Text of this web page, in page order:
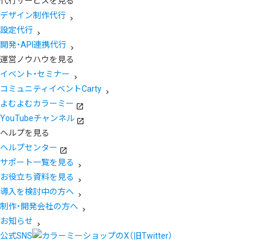
デザイン制作代行
設定代行
開発・API連携代行
運営ノウハウを見る
イベント・セミナー
コミュニティイベントCarty
よむよむカラーミー
YouTubeチャンネル
ヘルプを見る
ヘルプセンター
サポート一覧を見る
お役立ち資料を見る
導入を検討中の方へ
制作・開発会社の方へ
お知らせ
公式SNS